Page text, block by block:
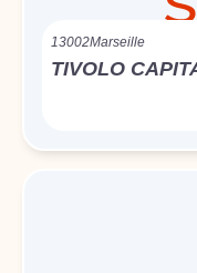
13002Marseille
TIVOLO